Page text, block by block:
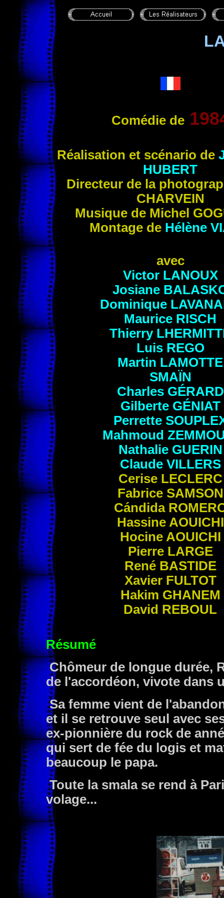
Comédie de
Réalisation et scénario de
HUBERT
Directeur de la
CHARVEIN
Musique de Michel
Montage de Hélène
avec
Victor LANOUX
Josiane
Dominique
Maurice RISCH
Thierry
Luis REGO
Martin LAMOTTE
SMAÏN
Charles GÉRARD
Gilberte GÉNIAT
Perrette
Mahmoud
Nathalie GUERIN
Claude VILLERS
Cerise LECLERC
Fabrice SAMSON
Cándida
Hassine AOUICHI
Hocine AOUICHI
Pierre LARGE
René BASTIDE
Xavier FULTOT
Hakim GHANEM
David REBOUL
Résumé
Chômeur de longue durée,
de l'accordéon, vivote dans
Sa femme vient de
et il se retrouve seul avec
ex-pionnière du rock de
qui sert de fée du logis et
beaucoup le papa.
Toute la smala se rend à
volage...